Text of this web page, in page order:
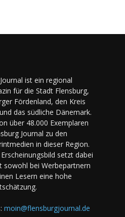
ist ein regional
für die Stadt Flensburg,
Fördenland, den Kreis
das südliche Dänemark.
über 48.000 Exemplaren
Journal zu den
in dieser Region.
setzt dabei
sowohl bei Werbepartnern
Lesern eine hohe
moin@flensburgjournal.de